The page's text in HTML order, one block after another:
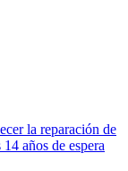
la reparación de
años de espera